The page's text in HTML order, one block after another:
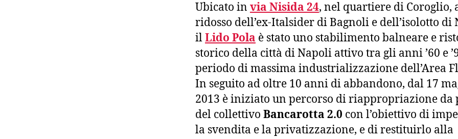
Ubicato in via Nisida 24, nel quartiere di Coroglio,
ridosso dell’ex-Italsider di Bagnoli e dell’isolotto di
ilLido Pola è stato uno stabilimento balneare e
storico della città di Napoli attivo tra gli anni ’60 e
periodo di massima industrializzazione dell’Area
In seguito ad oltre 10 anni di abbandono, dal 17
2013 è iniziato un percorso di riappropriazione da
del collettivo Bancarotta 2.0 con l’obiettivo di
la svendita e la privatizzazione, e di restituirlo alla